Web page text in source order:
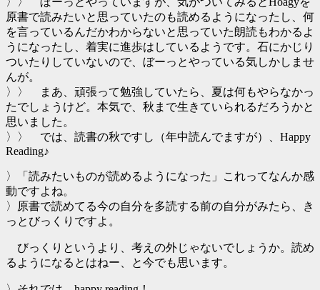
原書で読みたいと思っていたのも読めるようになったし、何
を言っているんだかわからないと思っていた朗読もわかるよ
うになったし、着実に進歩はしているようです。石にかじり
ついたりしていないので、ぼーっとやっている気しかしませ
んが。
〉〉 まあ、頑張って勉強していたら、夏は何もやらなかっ
たでしょうけど。本気で、秋まで生きていられるだろうかと
思いました。
〉〉 では、読書の秋ですし（年中読んでますが）、Happy
Reading♪
〉「読みたいものが読めるようになった」これってなんか感
動ですよね。
〉原書で読めてる今の自分を多読する前の自分がみたら、き
っとびっくりですよ。
びっくりというより、考えの外じゃないでしょうか。読め
るようになるとはねー、と今でも思います。